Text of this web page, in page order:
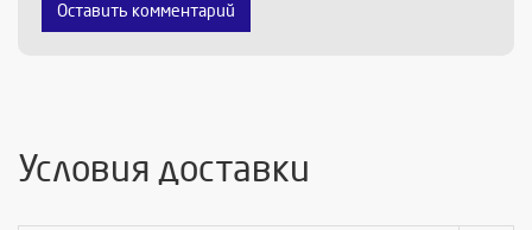
Оставить комментарий
Условия доставки